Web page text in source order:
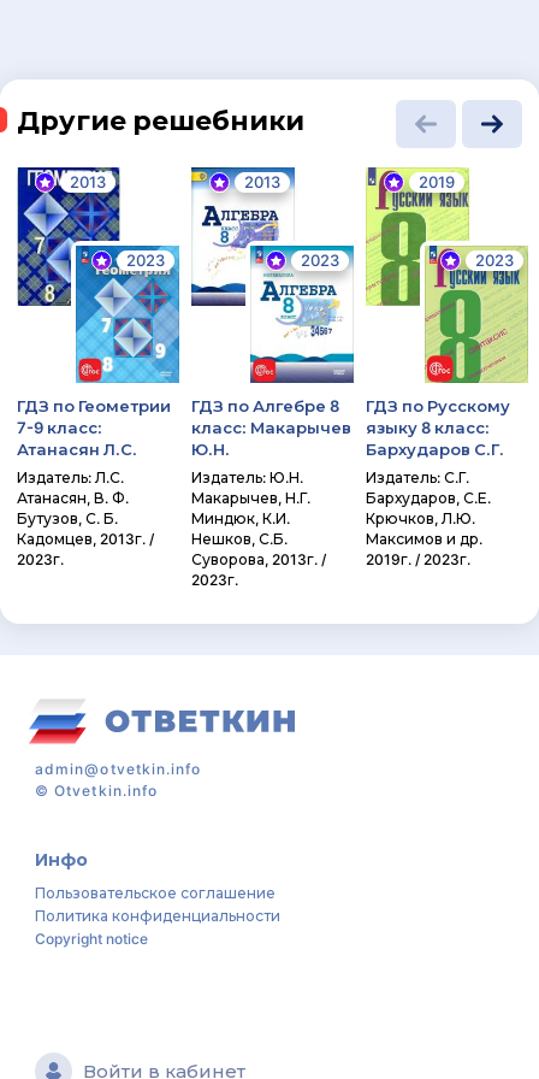
Другие решебники
2013
2023
ГДЗ по Геометрии
7-9 класс:
Атанасян Л.С.
Издатель: Л.С.
Атанасян, В. Ф.
Бутузов, С. Б.
Кадомцев, 2013г. /
2023г.
2013
2023
ГДЗ по Алгебре 8
класс: Макарычев
Ю.Н.
Издатель: Ю.Н.
Макарычев, Н.Г.
Миндюк, К.И.
Нешков, С.Б.
Суворова, 2013г. /
2023г.
2019
2023
ГДЗ по Русскому
языку 8 класс:
Бархударов С.Г.
Издатель: С.Г.
Бархударов, С.Е.
Крючков, Л.Ю.
Максимов и др.
2019г. / 2023г.
admin@otvetkin.info
©Otvetkin.info
Инфо
Пользовательское соглашение
Политика конфиденциальности
Copyright notice
Войти в кабинет